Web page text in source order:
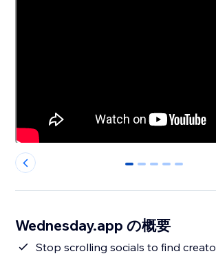
0 1 2 3 4
Wednesday.app の概要
Stop scrolling socials to find